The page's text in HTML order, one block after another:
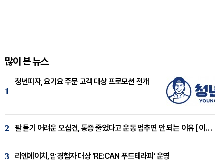
많이 본 뉴스
1
청년피자, 요기요 주문 고객 대상 프로모션 전개
2 팔 들기 어려운 오십견, 통증 줄었다고 운동 멈추면 안 되는 이유 [이병욱 원장 칼럼]
3 리엔에이치, 암경험자 대상 ‘RE:CAN 푸드테라피’ 운영